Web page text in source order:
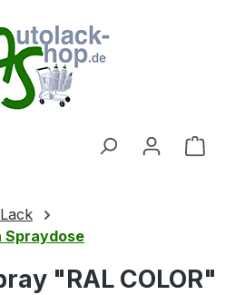
Lack
Spraydose
"RAL COLOR"